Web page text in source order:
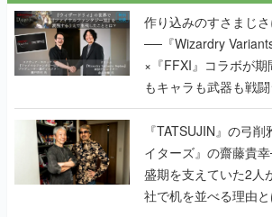
作り込みのすさまじ
──『Wizardry
×『FFXI』コラボが
もキャラも武器も戦
で作り込まれた理由
く
『TATSUJIN』の弓
イターズ』の齋藤貴
盛期を支えていた2人
社で机を並べる理由